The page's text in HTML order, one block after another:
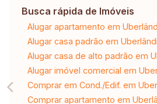
Busca rápida de Imóveis
Alugar apartamento em
Alugar casa padrão em
Alugar casa de alto padrão em
Alugar imóvel comercial em
Comprar em Cond./Edif. em
Comprar apartamento em